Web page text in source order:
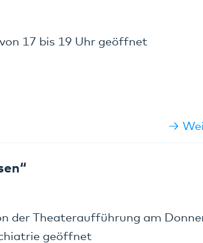
17 bis 19 Uhr geöffnet
der Theateraufführung am
geöffnet